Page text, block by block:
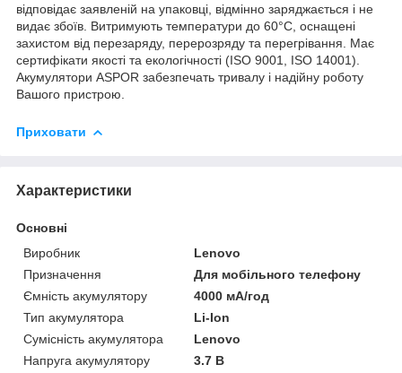
відповідає заявленій на упаковці, відмінно заряджається і не
видає збоїв. Витримують температури до 60°C, оснащені
захистом від перезаряду, перерозряду та перегрівання. Має
сертифікати якості та екологічності (ISO 9001, ISO 14001).
Акумулятори ASPOR забезпечать тривалу і надійну роботу
Вашого пристрою.
Приховати
Характеристики
Основні
Виробник
Lenovo
Призначення
Для мобільного телефону
Ємність акумулятору
4000 мА/год
Тип акумулятора
Li-Ion
Сумісність акумулятора
Lenovo
Напруга акумулятору
3.7 В